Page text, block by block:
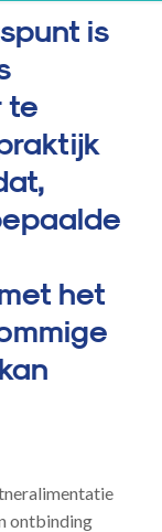
is
te
het
ontbinding